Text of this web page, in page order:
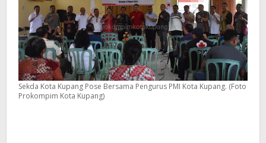
Sekda Kota Kupang Pose Bersama Pengurus PMI Kota Kupang. (Foto
Prokompim Kota Kupang)